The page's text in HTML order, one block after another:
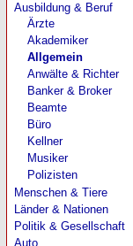
Ausbildung & Beruf
Ärzte
Akademiker
Allgemein
Anwälte & Richter
Banker & Broker
Beamte
Büro
Kellner
Musiker
Polizisten
Menschen & Tiere
Länder & Nationen
Politik & Gesellschaft
Auto